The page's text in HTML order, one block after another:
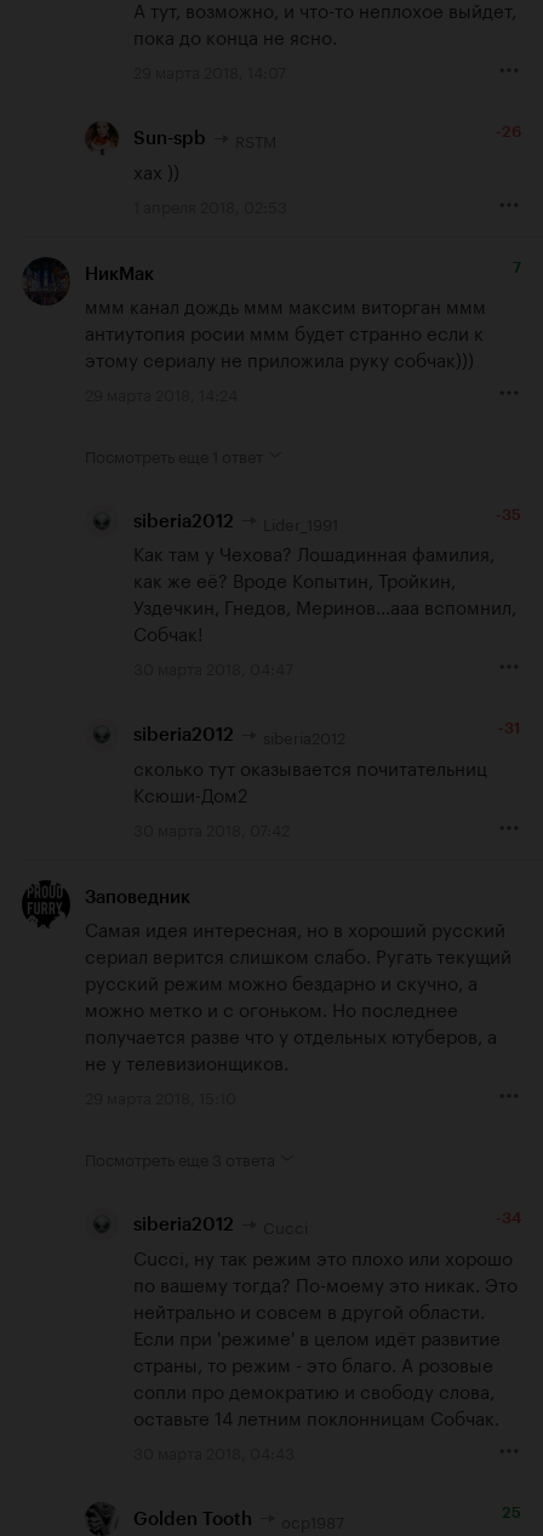
А тут, возможно, и что-то неплохое выйдет,
пока до конца не ясно.
Sun-spb -26
хах ))
НикМак 7
ммм канал дождь ммм максим виторган ммм
антиутопия росии ммм будет странно если к
этому сериалу не приложила руку собчак)))
siberia2012 -35
Как там у Чехова? Лошадинная фамилия,
как же её? Вроде Копытин, Тройкин,
Уздечкин, Гнедов, Меринов...ааа вспомнил,
Собчак!
siberia2012 -31
сколько тут оказывается почитательниц
Ксюши-Дом2
Заповедник
Самая идея интересная, но в хороший русский
сериал верится слишком слабо. Ругать текущий
русский режим можно бездарно и скучно, а
можно метко и с огоньком. Но последнее
получается разве что у отдельных ютуберов, а
не у телевизионщиков.
siberia2012 -34
Cucci, ну так режим это плохо или хорошо
по вашему тогда? По-моему это никак. Это
нейтрально и совсем в другой области.
Если при 'режиме' в целом идёт развитие
страны, то режим - это благо. А розовые
сопли про демократию и свободу слова,
оставьте 14 летним поклонницам Собчак.
Golden Tooth 25